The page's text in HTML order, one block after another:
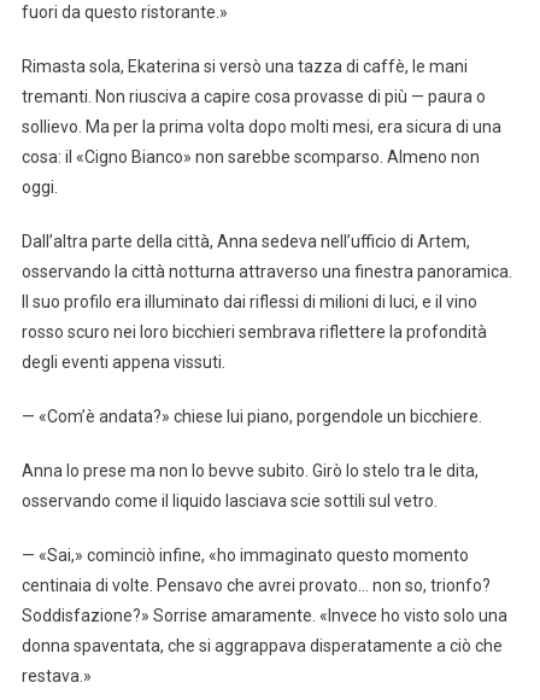
fuori da questo ristorante.»
Rimasta sola, Ekaterina si versò una tazza di caffè, le mani
tremanti. Non riusciva a capire cosa provasse di più — paura o
sollievo. Ma per la prima volta dopo molti mesi, era sicura di una
cosa: il «Cigno Bianco» non sarebbe scomparso. Almeno non
oggi.
Dall’altra parte della città, Anna sedeva nell’ufficio di Artem,
osservando la città notturna attraverso una finestra panoramica.
Il suo profilo era illuminato dai riflessi di milioni di luci, e il vino
rosso scuro nei loro bicchieri sembrava riflettere la profondità
degli eventi appena vissuti.
— «Com’è andata?» chiese lui piano, porgendole un bicchiere.
Anna lo prese ma non lo bevve subito. Girò lo stelo tra le dita,
osservando come il liquido lasciava scie sottili sul vetro.
— «Sai,» cominciò infine, «ho immaginato questo momento
centinaia di volte. Pensavo che avrei provato… non so, trionfo?
Soddisfazione?» Sorrise amaramente. «Invece ho visto solo una
donna spaventata, che si aggrappava disperatamente a ciò che
restava.»